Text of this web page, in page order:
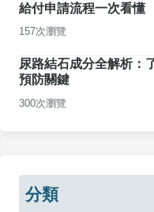
給付申請流程一次看懂
157次瀏覽
尿路結石成分全解析：
預防關鍵
300次瀏覽
分類